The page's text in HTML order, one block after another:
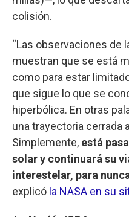
colisión.
“Las observaciones de
muestran que se está
como para estar
que sigue lo que se
hiperbólica. En otras
una trayectoria cerrada
Simplemente, está
solar y continuará su
interestelar, para
explicó la NASA en su